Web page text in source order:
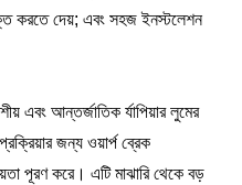
করতে দেয়; এবং সহজ ইনস্টলেশন
এবং আন্তর্জাতিক র্যাপিয়ার লুমের
জন্য ওয়ার্প ব্রেক
পূরণ করে। এটি মাঝারি থেকে বড়